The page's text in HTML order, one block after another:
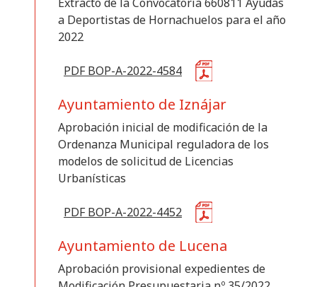
a Deportistas de Hornachuelos para el año
2022
PDF BOP-A-2022-4584
Ayuntamiento de Iznájar
Aprobación inicial de modificación de la
Ordenanza Municipal reguladora de los
modelos de solicitud de Licencias
Urbanísticas
PDF BOP-A-2022-4452
Ayuntamiento de Lucena
Aprobación provisional expedientes de